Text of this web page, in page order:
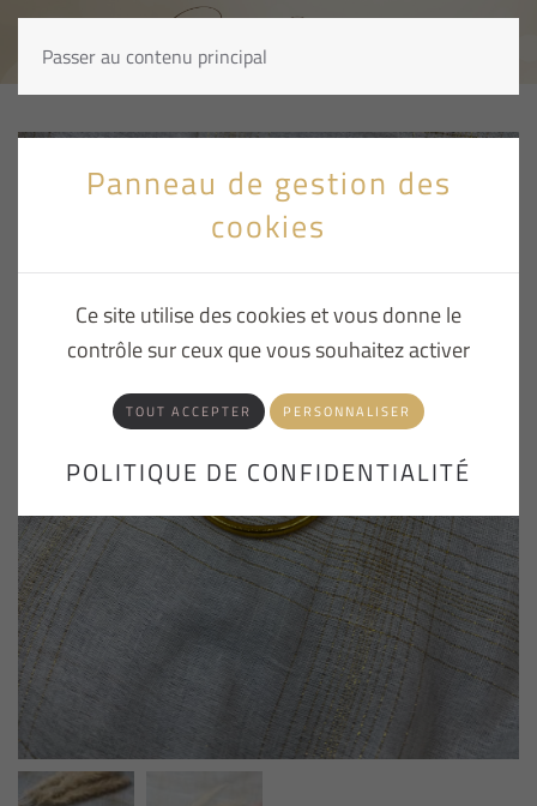
Panneau de gestion des
cookies
Ce site utilise des cookies et vous donne le
contrôle sur ceux que vous souhaitez activer
TOUT ACCEPTER PERSONNALISER
POLITIQUE DE CONFIDENTIALITÉ
Passer au contenu principal